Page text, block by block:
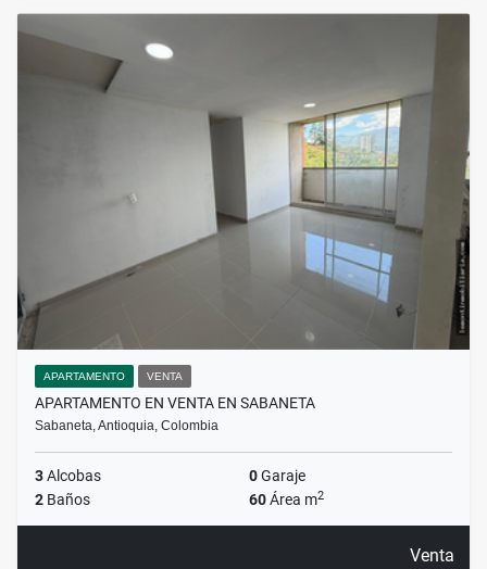
APARTAMENTO VENTA
APARTAMENTO EN VENTA EN SABANETA
Sabaneta, Antioquia, Colombia
3Alcobas 0Garaje
2 Baños 60Área m2
Venta